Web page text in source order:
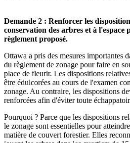
Demande 2 : Renforcer les
conservation des arbres et à l'espace
règlement proposé.
Ottawa a pris des mesures importantes
du règlement de zonage pour faire en
place de fleurir. Les dispositions
être édulcorées au cours de l'examen
zonage. Au contraire, les dispositions
renforcées afin d'éviter toute
Pourquoi ? Parce que les dispositions
le zonage sont essentielles pour
matière de couvert forestier. Elles